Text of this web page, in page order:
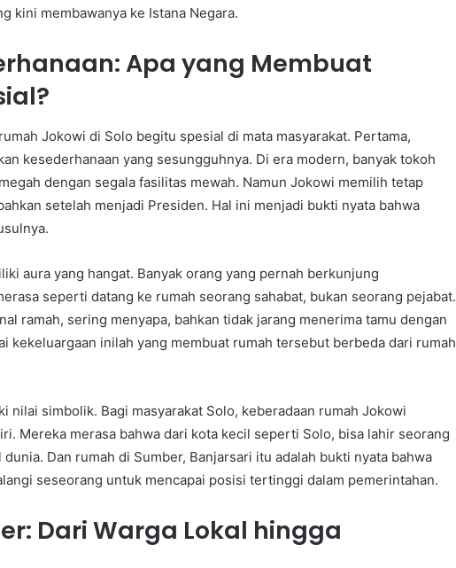
kini membawanya ke Istana Negara.
Apa yang Membuat
Jokowi di Solo begitu spesial di mata masyarakat. Pertama,
kesederhanaan yang sesungguhnya. Di era modern, banyak tokoh
dengan segala fasilitas mewah. Namun Jokowi memilih tetap
setelah menjadi Presiden. Hal ini menjadi bukti nyata bahwa
aura yang hangat. Banyak orang yang pernah berkunjung
seperti datang ke rumah seorang sahabat, bukan seorang pejabat.
ramah, sering menyapa, bahkan tidak jarang menerima tamu dengan
kekeluargaan inilah yang membuat rumah tersebut berbeda dari rumah
nilai simbolik. Bagi masyarakat Solo, keberadaan rumah Jokowi
Mereka merasa bahwa dari kota kecil seperti Solo, bisa lahir seorang
Dan rumah di Sumber, Banjarsari itu adalah bukti nyata bahwa
seseorang untuk mencapai posisi tertinggi dalam pemerintahan.
Dari Warga Lokal hingga